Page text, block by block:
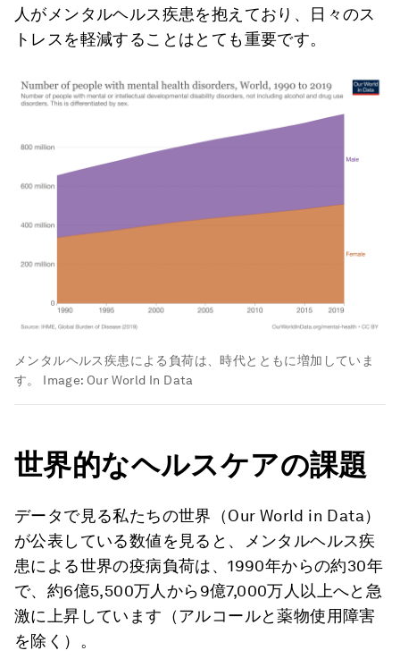
人がメンタルヘルス疾患を抱えており、日々のス
トレスを軽減することはとても重要です。
メンタルヘルス疾患による負荷は、時代とともに増加していま
す。
Image: Our World In Data
世界的なヘルスケアの課題
データで見る私たちの世界（Our World in Data）
が公表している数値を見ると、メンタルヘルス疾
患による世界の疫病負荷は、1990年からの約30年
で、約6億5,500万人から9億7,000万人以上へと急
激に上昇しています（アルコールと薬物使用障害
を除く）。